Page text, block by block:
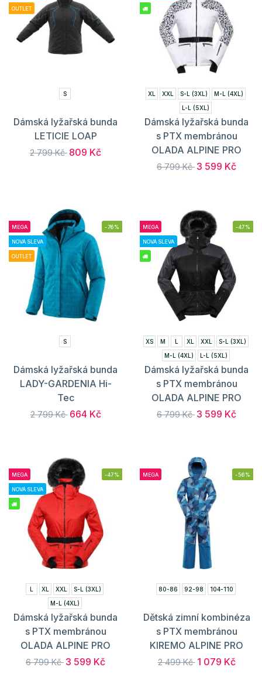
OUTLET
S
Dámská lyžařská bunda
LETICIE LOAP
2 799 Kč 809 Kč
XL XXL S-L (3XL)
M-L (4XL)
L-L (5XL)
Dámská lyžařská bunda
s PTX membránou
OLADA ALPINE PRO
6 799 Kč 3 599 Kč
MEGA
NOVÁ SLEVA
OUTLET
-76%
S
Dámská lyžařská bunda
LADY-GARDENIA Hi-
Tec
2 799 Kč 664 Kč
MEGA
NOVÁ SLEVA
-47%
XS M L XL XXL
S-L (3XL)
M-L (4XL)
L-L (5XL)
Dámská lyžařská bunda
s PTX membránou
OLADA ALPINE PRO
6 799 Kč 3 599 Kč
MEGA
NOVÁ SLEVA
-47%
L XL XXL
S-L (3XL)
M-L (4XL)
Dámská lyžařská bunda
s PTX membránou
OLADA ALPINE PRO
6 799 Kč 3 599 Kč
MEGA -56%
80-86 92-98 104-110
Dětská zimní kombinéza
s PTX membránou
KIREMO ALPINE PRO
2 499 Kč 1 079 Kč